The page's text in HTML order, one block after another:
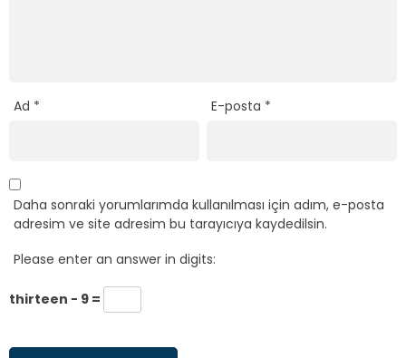
Ad * E-posta *
Daha sonraki yorumlarımda kullanılması için adım, e-posta
adresim ve site adresim bu tarayıcıya kaydedilsin.
Please enter an answer in digits:
thirteen − 9 =